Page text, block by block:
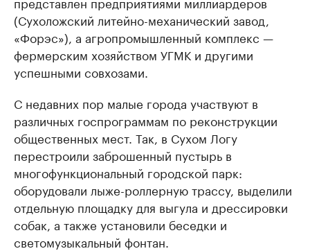
(Сухоложский литейно-механический завод,
«Форэс»), а агропромышленный комплекс —
фермерским хозяйством УГМК и другими
успешными совхозами.
С недавних пор малые города участвуют в
различных госпрограммам по реконструкции
общественных мест. Так, в Сухом Логу
перестроили заброшенный пустырь в
многофункциональный городской парк:
оборудовали лыже-роллерную трассу, выделили
отдельную площадку для выгула и дрессировки
собак, а также установили беседки и
светомузыкальный фонтан.